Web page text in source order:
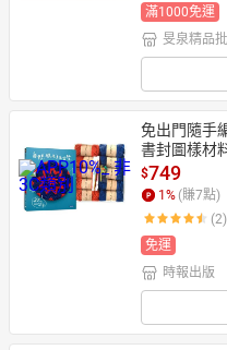
滿1000免運
旻泉精品
免出門隨手
書封圖樣材
折價券 /主婦
$749
1 % (賺7點)
(2)
免運
時報出版